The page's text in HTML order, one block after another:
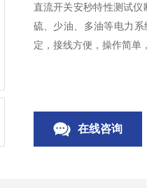
直流开关安秒特性测试
硫、少油、多油等电力
定，接线方便，操作简单
在线咨询